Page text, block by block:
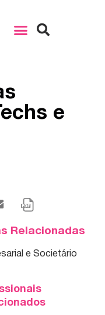
e
Relacionadas
e Societário